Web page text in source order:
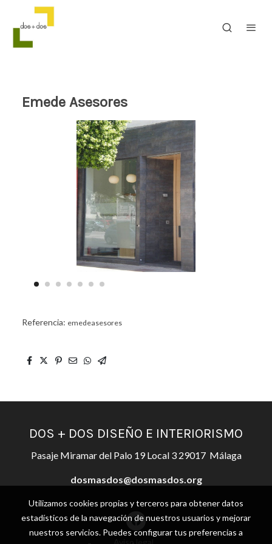
Emede Asesores
Referencia: emedeasesores
DOS + DOS DISEÑO E INTERIORISMO
Pasaje Miramar del Palo 19 Local 3 29017 Málaga
dosmasdos@dosmasdos.org
Aviso legal
Utilizamos cookies propias y terceros para obtener datos
estadísticos de la navegación de nuestros usuarios y mejorar
nuestros servicios. Puedes configurar tus preferencias a